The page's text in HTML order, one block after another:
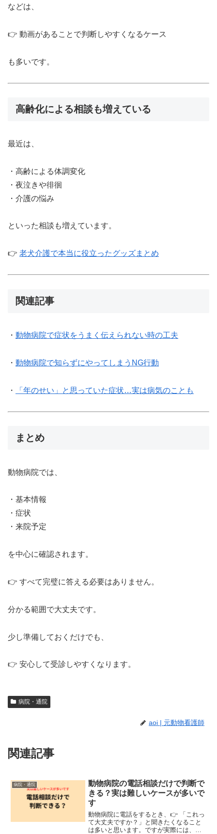
などは、
👉 動画があることで判断しやすくなるケース
も多いです。
高齢化による相談も増えている
最近は、
・高齢による体調変化
・夜泣きや徘徊
・介護の悩み
といった相談も増えています。
👉 老犬介護で本当に役立ったグッズまとめ
関連記事
・ 動物病院で症状をうまく伝えられない時の工夫
・ 動物病院で知らずにやってしまうNG行動
・ 「年のせい」と思っていた症状…実は病気のことも
まとめ
動物病院では、
・基本情報
・症状
・来院予定
を中心に確認されます。
👉 すべて完璧に答える必要はありません。
分かる範囲で大丈夫です。
少し準備しておくだけでも、
👉 安心して受診しやすくなります。
病院・通院
aoi | 元動物看護師
関連記事
病院・通院
動物病院の電話相談だけで判断で
きる？実は難しいケースが多いで
す
動物病院に電話をするとき、👉 「これっ
て大丈夫ですか？」と聞きたくなること
は多いと思います。ですが実際には、👉